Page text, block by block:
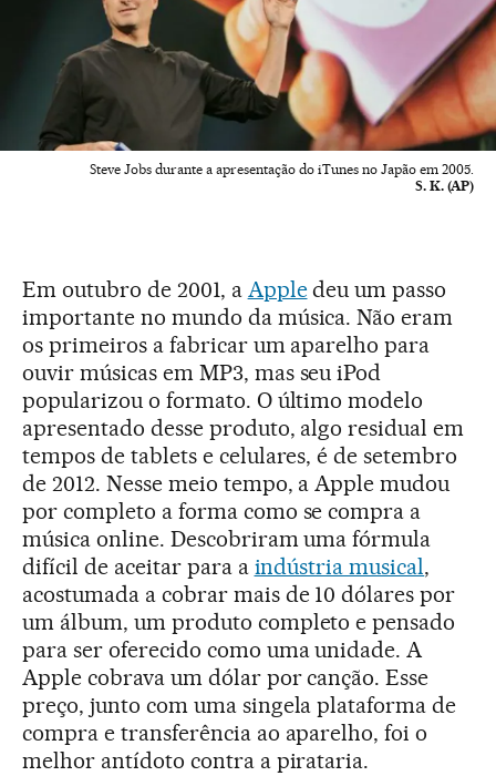
Steve Jobs durante a apresentação do iTunes no Japão em 2005.
S. K. (AP)
Em outubro de 2001, a Appledeu um passo
importante no mundo da música. Não eram
os primeiros a fabricar um aparelho para
ouvir músicas em MP3, mas seu iPod
popularizou o formato. O último modelo
apresentado desse produto, algo residual em
tempos de tablets e celulares, é de setembro
de 2012. Nesse meio tempo, a Apple mudou
por completo a forma como se compra a
música online. Descobriram uma fórmula
difícil de aceitar para a indústria musical,
acostumada a cobrar mais de 10 dólares por
um álbum, um produto completo e pensado
para ser oferecido como uma unidade. A
Apple cobrava um dólar por canção. Esse
preço, junto com uma singela plataforma de
compra e transferência ao aparelho, foi o
melhor antídoto contra a pirataria.